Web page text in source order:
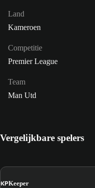
Land
Kameroen
Competitie
Premier League
Team
Man Utd
Vergelijkbare spelers
KPKeeper